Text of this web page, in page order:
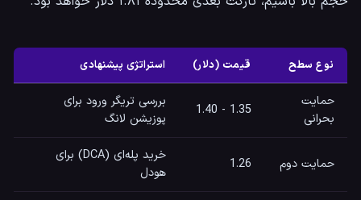
نوع سطح قیمت (دلار) استراتژی پیشنهادی
حمایت
بحرانی
1.35 - 1.40
بررسی تریگر ورود برای
پوزیشن لانگ
حمایت دوم 1.26
خرید پله‌ای (DCA) برای
هودل